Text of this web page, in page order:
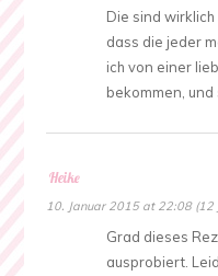
Die sind
dass die jeder
ich von einer
bekommen,
Heike
10. Januar 2015 at 22:08 (12
Grad dieses
ausprobiert.